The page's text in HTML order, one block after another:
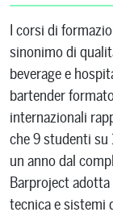
I corsi di
sinonimo di
beverage e
bartender
internazionali
che 9 studenti su
un anno dal
Barproject
tecnica e sistemi